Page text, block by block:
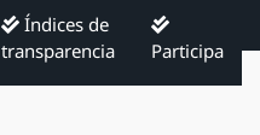
Índices de
transparencia
Participa